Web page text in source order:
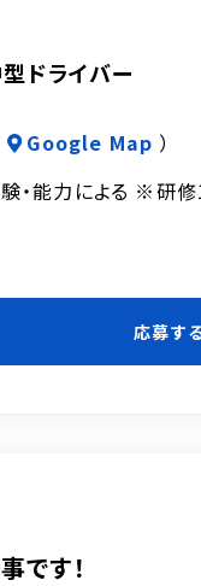
ドライバー
Google Map ）
・能力による ※研
応募す
です！